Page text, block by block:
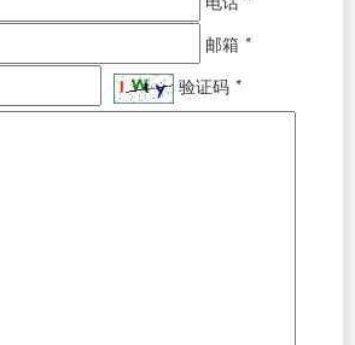
邮箱 *
验证码 *